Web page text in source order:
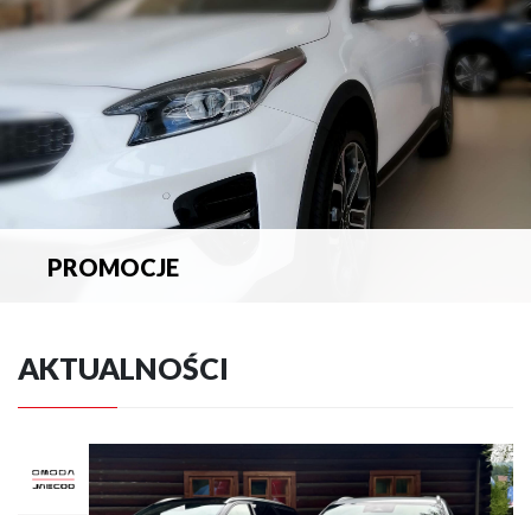
PROMOCJE
AKTUALNOŚCI